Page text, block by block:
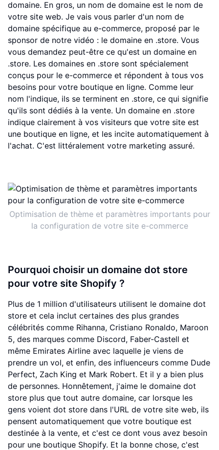
domaine. En gros, un nom de domaine est le nom de
votre site web. Je vais vous parler d'un nom de
domaine spécifique au e-commerce, proposé par le
sponsor de notre vidéo : le domaine en .store. Vous
vous demandez peut-être ce qu'est un domaine en
.store. Les domaines en .store sont spécialement
conçus pour le e-commerce et répondent à tous vos
besoins pour votre boutique en ligne. Comme leur
nom l'indique, ils se terminent en .store, ce qui signifie
qu'ils sont dédiés à la vente. Un domaine en .store
indique clairement à vos visiteurs que votre site est
une boutique en ligne, et les incite automatiquement à
l'achat. C'est littéralement votre marketing assuré.
Optimisation de thème et paramètres importants pour
la configuration de votre site e-commerce
Pourquoi choisir un domaine dot store
pour votre site Shopify ?
Plus de 1 million d'utilisateurs utilisent le domaine dot
store et cela inclut certaines des plus grandes
célébrités comme Rihanna, Cristiano Ronaldo, Maroon
5, des marques comme Discord, Faber-Castell et
même Emirates Airline avec laquelle je viens de
prendre un vol, et enfin, des influenceurs comme Dude
Perfect, Zach King et Mark Robert. Et il y a bien plus
de personnes. Honnêtement, j'aime le domaine dot
store plus que tout autre domaine, car lorsque les
gens voient dot store dans l'URL de votre site web, ils
pensent automatiquement que votre boutique est
destinée à la vente, et c'est ce dont vous avez besoin
pour une boutique Shopify. Et la bonne chose, c'est